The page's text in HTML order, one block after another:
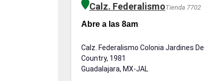
Calz. FederalismoTienda 7702
Abre a las 8am
Calz. Federalismo Colonia Jardines Del
Country, 1981
Guadalajara, MX-JAL